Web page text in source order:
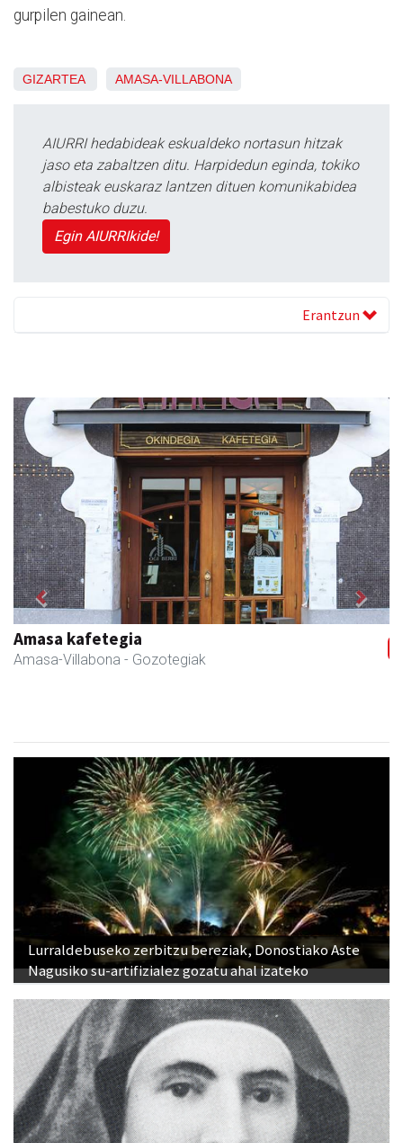
gurpilen gainean.
GIZARTEA AMASA-VILLABONA
AIURRI hedabideak eskualdeko nortasun hitzak
jaso eta zabaltzen ditu. Harpidedun eginda, tokiko
albisteak euskaraz lantzen dituen komunikabidea
babestuko duzu.
Egin AIURRIkide!
Erantzun
Amasa kafetegia
Amasa-Villabona - Gozotegiak
Previous Next
Lurraldebuseko zerbitzu bereziak, Donostiako Aste
Nagusiko su-artifizialez gozatu ahal izateko